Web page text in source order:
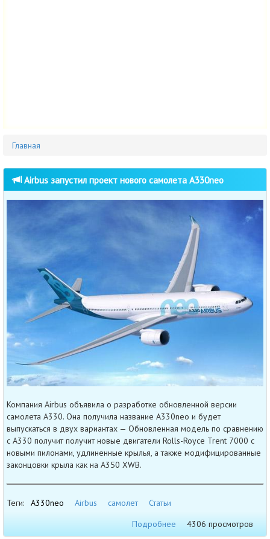
Главная
Airbus запустил проект нового самолета A330neo
Компания Airbus объявила о разработке обновленной версии
самолета A330. Она получила название A330neo и будет
выпускаться в двух вариантах — Обновленная модель по сравнению
с A330 получит получит новые двигатели Rolls-Royce Trent 7000 с
новыми пилонами, удлиненные крылья, а также модифицированные
законцовки крыла как на A350 XWB.
Теги: A330neo Airbus самолет
Статьи
Подробнее
4306 просмотров